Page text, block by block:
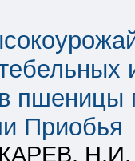
пшеницы
Приобья